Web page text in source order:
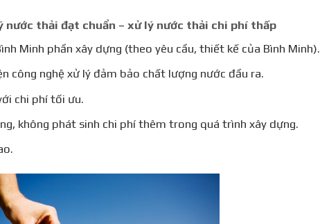
thải đạt chuẩn – xử lý nước thải chi phí thấp
Minh phần xây dựng (theo yêu cầu, thiết kế của Bình Minh).
công nghệ xử lý đảm bảo chất lượng nước đầu ra.
chi phí tối ưu.
không phát sinh chi phí thêm trong quá trình xây dựng.